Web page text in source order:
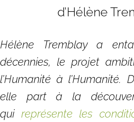
d’Hélène
Hélène Tremblay a
décennies, le projet
l’Humanité à l’Humanité.
elle part à la
qui représente les